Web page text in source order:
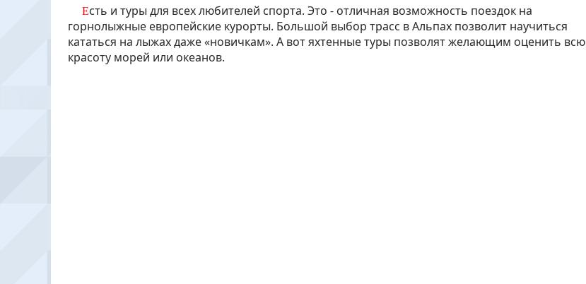
Есть и туры для всех любителей спорта. Это - отличная возможность поездок на
горнолыжные европейские курорты. Большой выбор трасс в Альпах позволит научиться
кататься на лыжах даже «новичкам». А вот яхтенные туры позволят желающим оценить всю
красоту морей или океанов.